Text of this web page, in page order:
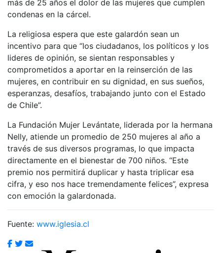
más de 25 años el dolor de las mujeres que cumplen
condenas en la cárcel.
La religiosa espera que este galardón sean un
incentivo para que “los ciudadanos, los políticos y los
lideres de opinión, se sientan responsables y
comprometidos a aportar en la reinserción de las
mujeres, en contribuir en su dignidad, en sus sueños,
esperanzas, desafíos, trabajando junto con el Estado
de Chile”.
La Fundación Mujer Levántate, liderada por la hermana
Nelly, atiende un promedio de 250 mujeres al año a
través de sus diversos programas, lo que impacta
directamente en el bienestar de 700 niños. “Este
premio nos permitirá duplicar y hasta triplicar esa
cifra, y eso nos hace tremendamente felices”, expresa
con emoción la galardonada.
Fuente: www.iglesia.cl